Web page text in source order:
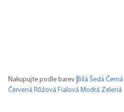
Nakupujte podle barev Bílá Šedá Černá
Červená Růžová Fialová Modrá Zelená